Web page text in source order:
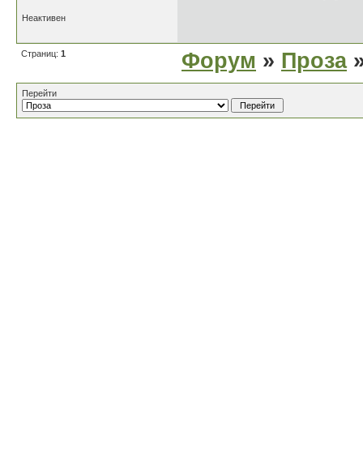
Неактивен
Страниц: 1 Форум » Проза
Перейти